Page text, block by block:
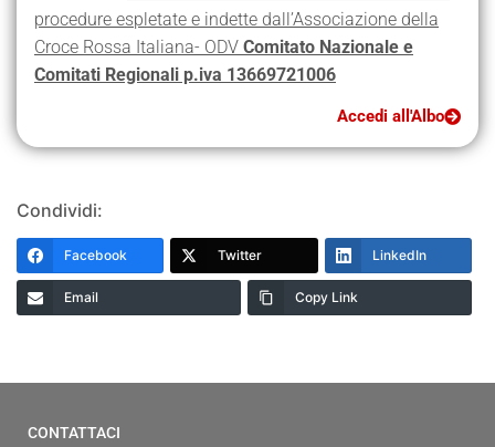
procedure espletate e indette dall’Associazione della
Croce Rossa Italiana- ODV Comitato Nazionale e
Comitati Regionali p.iva 13669721006
Accedi all'Albo
Condividi:
Facebook Twitter LinkedIn
Email Copy Link
CONTATTACI